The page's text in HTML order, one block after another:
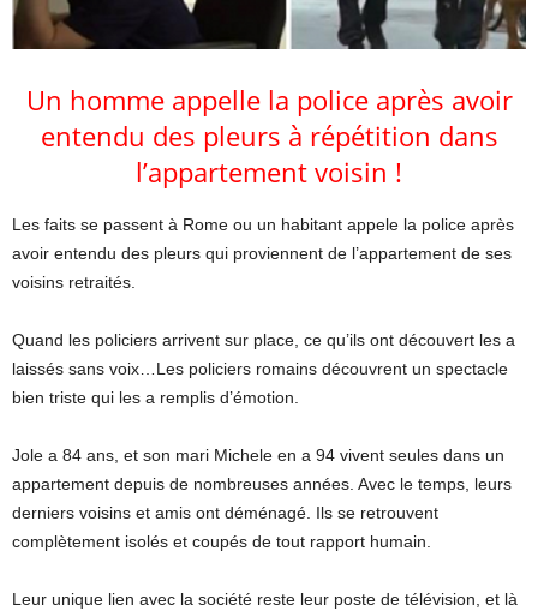
Un homme appelle la police après avoir
entendu des pleurs à répétition dans
l’appartement voisin !
Les faits se passent à Rome ou un habitant appele la police après
avoir entendu des pleurs qui proviennent de l’appartement de ses
voisins retraités.
Quand les policiers arrivent sur place, ce qu’ils ont découvert les a
laissés sans voix…Les policiers romains découvrent un spectacle
bien triste qui les a remplis d’émotion.
Jole a 84 ans, et son mari Michele en a 94 vivent seules dans un
appartement depuis de nombreuses années. Avec le temps, leurs
derniers voisins et amis ont déménagé. Ils se retrouvent
complètement isolés et coupés de tout rapport humain.
Leur unique lien avec la société reste leur poste de télévision, et là